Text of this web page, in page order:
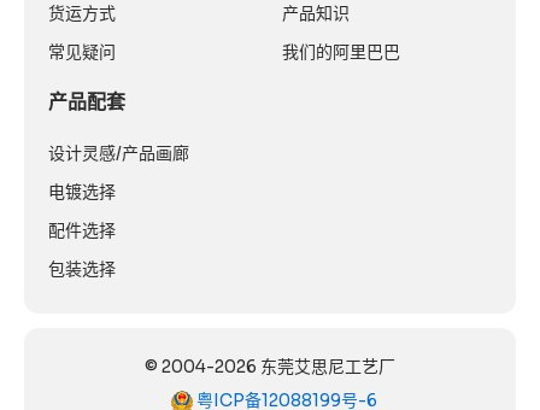
货运方式
常见疑问
产品知识
我们的阿里巴巴
产品配套
设计灵感/产品画廊
电镀选择
配件选择
包装选择
© 2004-2026 东莞艾思尼工艺厂
粤ICP备12088199号-6